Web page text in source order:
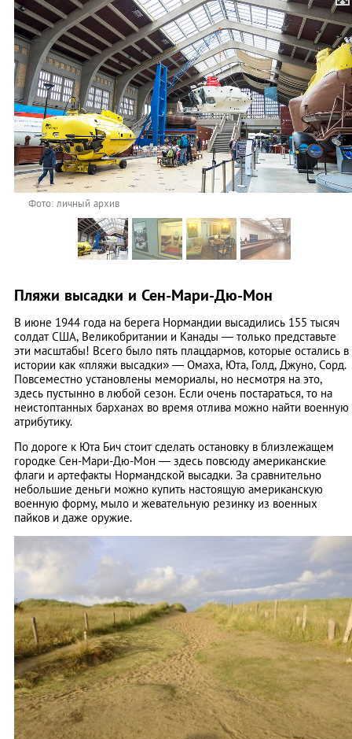
Фото: личный архив
Пляжи высадки и Сен-Мари-Дю-Мон
В июне 1944 года на берега Нормандии высадились 155 тысяч
солдат США, Великобритании и Канады ― только представьте
эти масштабы! Всего было пять плацдармов, которые остались в
истории как «пляжи высадки» ― Омаха, Юта, Голд, Джуно, Сорд.
Повсеместно установлены мемориалы, но несмотря на это,
здесь пустынно в любой сезон. Если очень постараться, то на
неистоптанных барханах во время отлива можно найти военную
атрибутику.
По дороге к Юта Бич стоит сделать остановку в близлежащем
городке Сен-Мари-Дю-Мон ― здесь повсюду американские
флаги и артефакты Нормандской высадки. За сравнительно
небольшие деньги можно купить настоящую американскую
военную форму, мыло и жевательную резинку из военных
пайков и даже оружие.